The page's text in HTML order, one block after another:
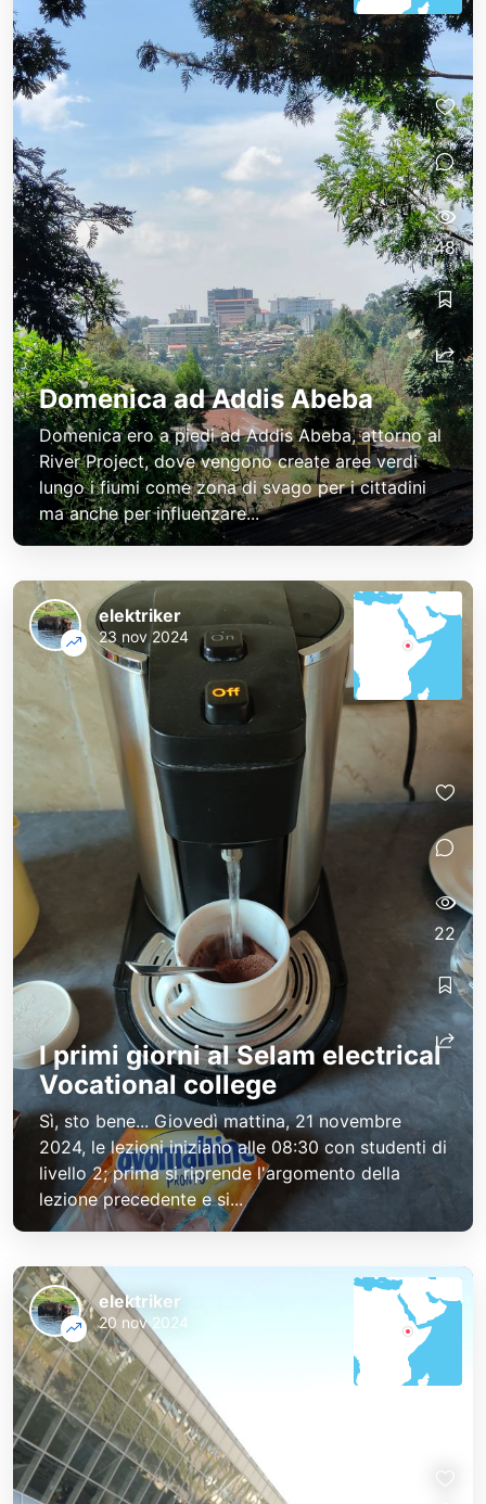
Domenica ad Addis Abeba
Domenica ero a piedi ad Addis Abeba, attorno al
River Project, dove vengono create aree verdi
lungo i fiumi come zona di svago per i cittadini
ma anche per influenzare...
48
I primi giorni al Selam electrical
Vocational college
Sì, sto bene... Giovedì mattina, 21 novembre
2024, le lezioni iniziano alle 08:30 con studenti di
livello 2; prima si riprende l'argomento della
lezione precedente e si...
elektriker
23 nov 2024
22
elektriker
20 nov 2024